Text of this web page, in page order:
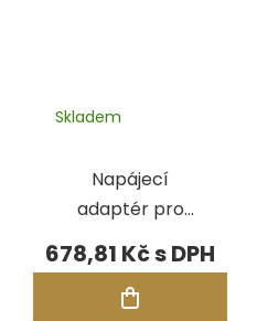
Napájecí
adaptér pro
testery
Presidium PMUT
III
Skladem
678,81 Kč